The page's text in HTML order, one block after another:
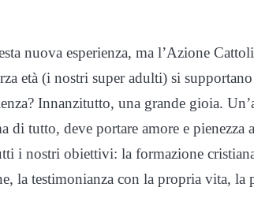
nuova esperienza, ma l’Azione
età (i nostri super adulti) si
Innanzitutto, una grande gioia.
di tutto, deve portare amore e pienezza
i nostri obiettivi: la formazione
la testimonianza con la propria vita, la